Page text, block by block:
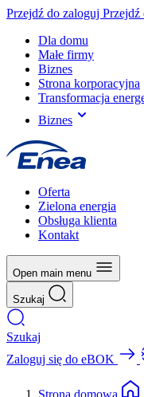
Przejdź do zaloguj Przejdź
Dla domu
Małe firmy
Biznes
Strona korporacyjna
Transformacja
Biznes
Oferta
Zielona energia
Obsługa klienta
Kontakt
Open main menu
Szukaj
Szukaj
Zaloguj się do eBOK
Strona domowa